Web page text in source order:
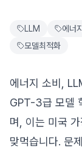
LLM 에너
모델최적화
에너지 소비,
GPT-3급 모델
며, 이는 미국
맞먹습니다. 문